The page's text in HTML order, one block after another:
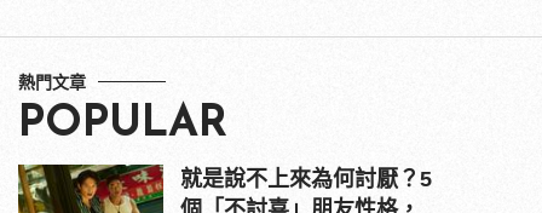
熱門文章
POPULAR
就是說不上來為何討厭？5